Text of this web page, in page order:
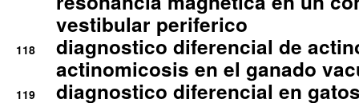
vestibular periferico
118
diagnostico diferencial de
actinomicosis en el ganado
119
diagnostico diferencial en